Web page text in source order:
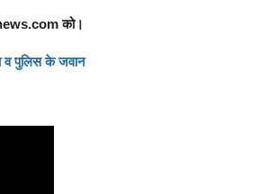
को।
व पुलिस के जवान